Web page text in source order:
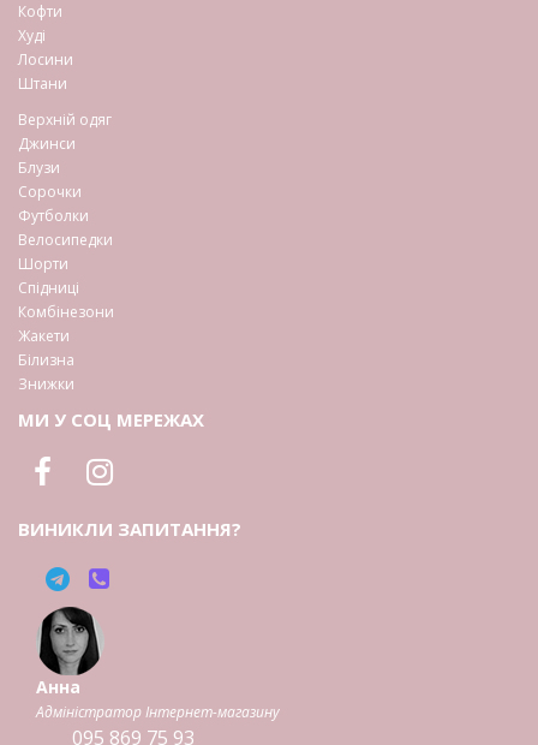
Кофти
Худі
Лосини
Штани
Верхній одяг
Джинси
Блузи
Сорочки
Футболки
Велосипедки
Шорти
Спідниці
Комбінезони
Жакети
Білизна
Знижки
МИ У СОЦ МЕРЕЖАХ
ВИНИКЛИ ЗАПИТАННЯ?
Анна
Адміністратор Інтернет-магазину
095 869 75 93